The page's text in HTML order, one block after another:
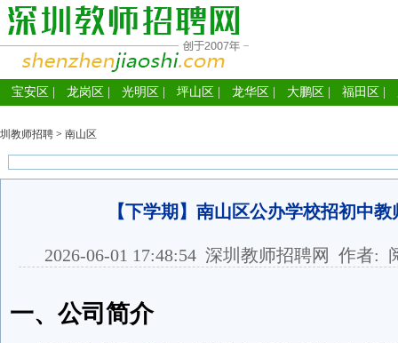
宝安区 龙岗区 光明区 坪山区 龙华区 大鹏区 福田区
圳教师招聘 > 南山区
【下学期】南山区公办学校招初中
2026-06-01 17:48:54 深圳教师招聘网 作者:
一、公司简介